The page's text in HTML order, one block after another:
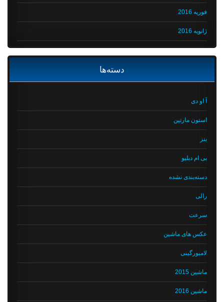
فوریه 2016
ژانویه 2016
دسته‌ها
آ او دی
استون مارتین
بی ام دبلیو
دسته‌بندی نشده
رالی
سرعت
عکس های ماشین
لامبورگینی
ماشین 2015
ماشین 2016